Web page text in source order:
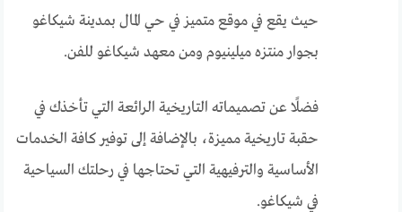
حيث يقع في موقع متميز في حي المال بمدينة شيكاغو
بجوار منتزه ميلينيوم ومن معهد شيكاغو للفن.
فضلًا عن تصميماته التاريخية الرائعة التي تأخذك في
حقبة تاريخية مميزة، بالإضافة إلى توفير كافة الخدمات
الأساسية والترفيهية التي تحتاجها في رحلتك السياحية
في شيكاغو.